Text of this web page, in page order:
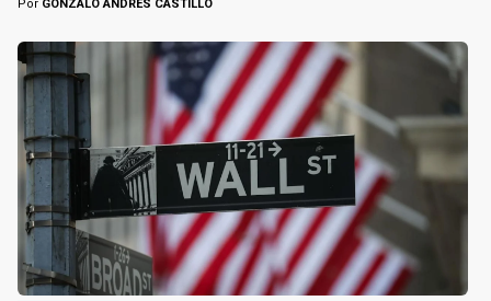
Por GONZALO ANDRÉS CASTILLO